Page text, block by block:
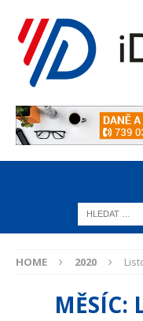
HOME 2020
MĚSÍC: